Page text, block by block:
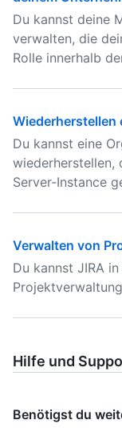
Du kannst deine
verwalten, die
Rolle innerhalb
Wiederherstellen
Du kannst eine
wiederherstellen,
Server-Instance
Verwalten von
Du kannst JIRA
Hilfe und
Benötigst du